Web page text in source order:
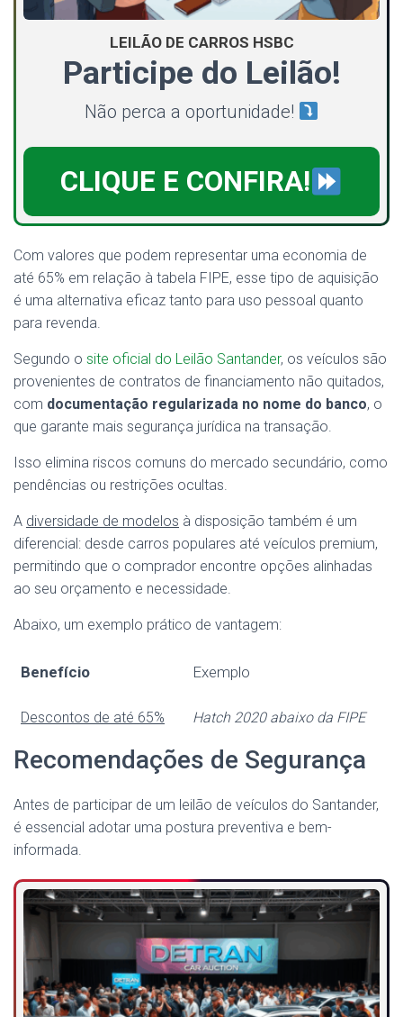
LEILÃO DE CARROS HSBC
Participe do Leilão!
Não perca a oportunidade!
CLIQUE E CONFIRA!
Com valores que podem representar uma economia de
até 65% em relação à tabela FIPE, esse tipo de aquisição
é uma alternativa eficaz tanto para uso pessoal quanto
para revenda.
Segundo o site oficial do Leilão Santander, os veículos são
provenientes de contratos de financiamento não quitados,
com documentação regularizada no nome do banco, o
que garante mais segurança jurídica na transação.
Isso elimina riscos comuns do mercado secundário, como
pendências ou restrições ocultas.
A diversidade de modelos à disposição também é um
diferencial: desde carros populares até veículos premium,
permitindo que o comprador encontre opções alinhadas
ao seu orçamento e necessidade.
Abaixo, um exemplo prático de vantagem:
Benefício Exemplo
Descontos de até 65% Hatch 2020 abaixo da FIPE
Recomendações de Segurança
Antes de participar de um leilão de veículos do Santander,
é essencial adotar uma postura preventiva e bem-
informada.